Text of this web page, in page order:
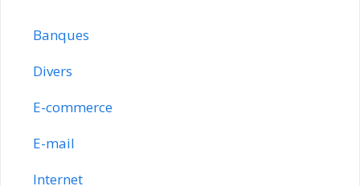
Banques
Divers
E-commerce
E-mail
Internet